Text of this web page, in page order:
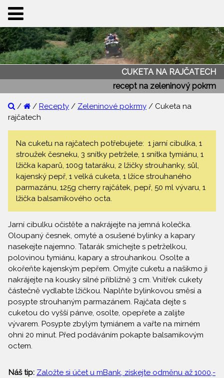
CUKETA NA RAJČATECH
recept na zeleninový pokrm
/ / Recepty / Zeleninové pokrmy / Cuketa na
rajčatech
Na cuketu na rajčatech potřebujete: 1 jarní cibulka, 1
stroužek česneku, 3 snítky petržele, 1 snítka tymiánu, 1
lžička kaparů, 100g tataráku, 2 lžičky strouhanky, sůl,
kajenský pepř, 1 velká cuketa, 1 lžíce strouhaného
parmazánu, 125g cherry rajčátek, pepř, 50 ml vývaru, 1
lžička balsamikového octa.
Jarní cibulku očistěte a nakrájejte na jemná kolečka.
Oloupaný česnek, omyté a osušené bylinky a kapary
nasekejte najemno. Tatarák smíchejte s petrželkou,
polovinou tymiánu, kapary a strouhankou. Osolte a
okořeňte kajenským pepřem. Omyjte cuketu a našikmo ji
nakrájejte na kousky silné přibližně 3 cm. Vnitřek cukety
částečně vydlabte lžičkou. Naplňte bylinkovou směsí a
posypte strouhaným parmazánem. Rajčata dejte s
cuketou do vyšší pánve, osolte, opepřete a zalijte
vývarem. Posypte zbylým tymiánem a vařte na mírném
ohni 20 minut. Před podáváním pokapte balsamikovým
octem.
Náš tip: Založte si účet u mBank, získejte odměnu až 1000,-